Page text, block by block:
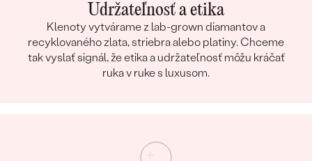
Udržateľnosť a etika
Klenoty vytvárame z lab-grown diamantov a
recyklovaného zlata, striebra alebo platiny. Chceme
tak vyslať signál, že etika a udržateľnosť môžu kráčať
ruka v ruke s luxusom.